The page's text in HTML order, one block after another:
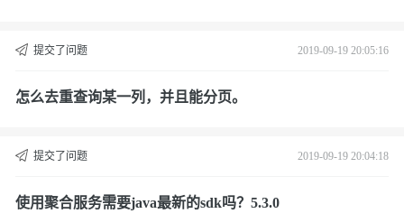
提交了问题 2019-09-19 20:05:16
怎么去重查询某一列，并且能分页。
提交了问题 2019-09-19 20:04:18
使用聚合服务需要java最新的sdk吗？5.3.0